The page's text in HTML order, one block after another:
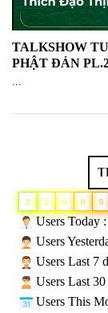
TALKSHOW
PHẬT ĐẢN
2 2 0 0 0
Users Today
Users
Users Last 7
Users Last
Users This